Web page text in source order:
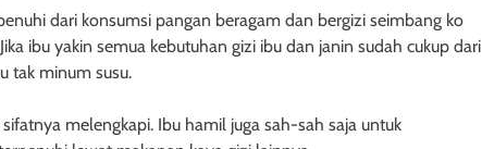
dari konsumsi pangan beragam dan bergizi seimbang ko
ibu yakin semua kebutuhan gizi ibu dan janin sudah cukup dari
tak minum susu.
melengkapi. Ibu hamil juga sah-sah saja untuk